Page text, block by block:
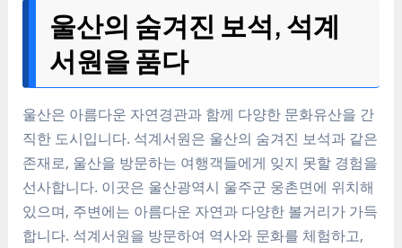
울산의 숨겨진 보석, 석계
서원을 품다
울산은 아름다운 자연경관과 함께 다양한 문화유산을 간
직한 도시입니다. 석계서원은 울산의 숨겨진 보석과 같은
존재로, 울산을 방문하는 여행객들에게 잊지 못할 경험을
선사합니다. 이곳은 울산광역시 울주군 웅촌면에 위치해
있으며, 주변에는 아름다운 자연과 다양한 볼거리가 가득
합니다. 석계서원을 방문하여 역사와 문화를 체험하고,